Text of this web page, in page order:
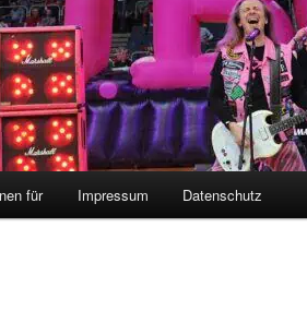
für Impressum Datenschutz